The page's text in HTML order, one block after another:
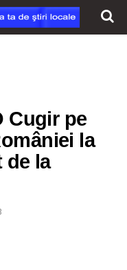
Cugir pe
la
de la